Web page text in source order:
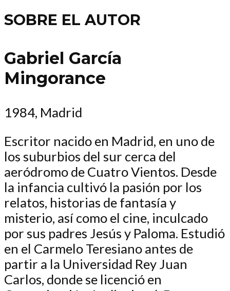
SOBRE EL AUTOR
Gabriel García
Mingorance
1984, Madrid
Escritor nacido en Madrid, en uno de
los suburbios del sur cerca del
aeródromo de Cuatro Vientos. Desde
la infancia cultivó la pasión por los
relatos, historias de fantasía y
misterio, así como el cine, inculcado
por sus padres Jesús y Paloma. Estudió
en el Carmelo Teresiano antes de
partir a la Universidad Rey Juan
Carlos, donde se licenció en